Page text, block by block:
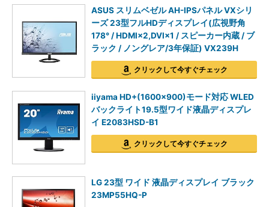
ASUS スリムベゼル AH-IPSパネル VXシリ
ーズ 23型フルHDディスプレイ(広視野角
178° / HDMI×2,DVI×1 / スピーカー内蔵 / ブ
ラック / ノングレア/3年保証) VX239H
クリックして今すぐチェック
iiyama HD+(1600x900)モード対応 WLED
バックライト19.5型ワイド液晶ディスプレ
イ E2083HSD-B1
クリックして今すぐチェック
LG 23型 ワイド 液晶ディスプレイ ブラック
23MP55HQ-P